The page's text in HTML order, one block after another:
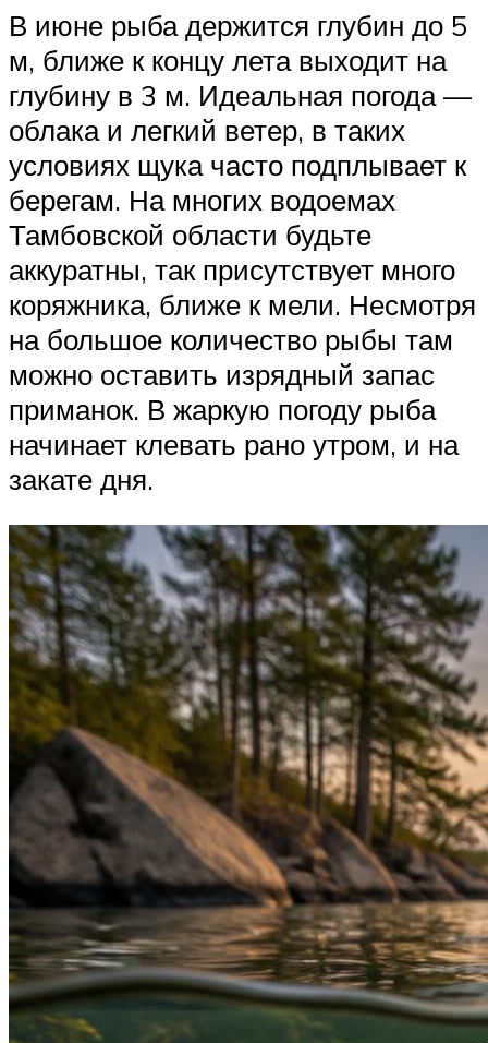
В июне рыба держится глубин до 5
м, ближе к концу лета выходит на
глубину в 3 м. Идеальная погода —
облака и легкий ветер, в таких
условиях щука часто подплывает к
берегам. На многих водоемах
Тамбовской области будьте
аккуратны, так присутствует много
коряжника, ближе к мели. Несмотря
на большое количество рыбы там
можно оставить изрядный запас
приманок. В жаркую погоду рыба
начинает клевать рано утром, и на
закате дня.